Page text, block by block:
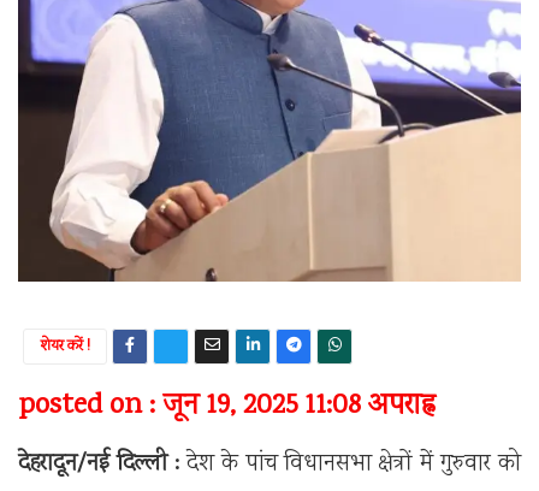
शेयर करें !
posted on : जून 19, 2025 11:08 अपराह्न
देहरादून/नई दिल्ली :देश के पांच विधानसभा क्षेत्रों में गुरुवार को